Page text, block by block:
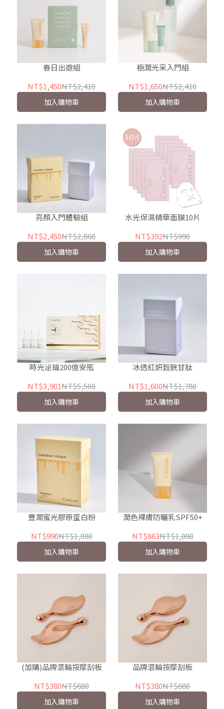
春日出遊組
NT$1,450NT$2,410
加入購物車
極潤光采入門組
NT$1,650NT$2,410
加入購物車
亮顏入門體驗組
NT$2,450NT$2,860
加入購物車
水光保濕精華面膜10片
NT$392NT$990
加入購物車
時光泌鑰200億安瓶
NT$3,901NT$5,500
加入購物車
冰透紅妍穀胱甘肽
NT$1,600NT$1,780
加入購物車
豐潤蜜光膠原蛋白粉
NT$990NT$1,080
加入購物車
潤色裸膚防曬乳SPF50+
NT$863NT$1,080
加入購物車
(加購)品牌滾輪按摩刮板
NT$380NT$680
加入購物車
品牌滾輪按摩刮板
NT$380NT$680
加入購物車